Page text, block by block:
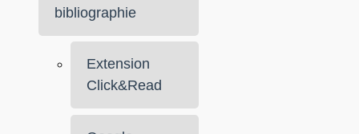
bibliographie
Extension
Click&Read